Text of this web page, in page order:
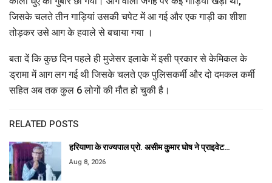
जिसके चलते तीन गाड़ियां उसकी चपेट में आ गई और एक गाड़ी का शीशा
तोड़कर उसे आग के हवाले से बचाया गया ।
बता दें कि कुछ दिन पहले ही मुजेसर इलाके में इसी प्रकार से केमिकल के
ड्रामा में आग लग गई थी जिसके चलते एक पुलिसकर्मी और दो दमकल कर्मी
सहित अब तक कुल 6 लोगों की मौत हो चुकी है।
RELATED POSTS
हरियाणा के राज्यपाल प्रो. असीम कुमार घोष ने प्राइवेट…
Aug 8, 2026